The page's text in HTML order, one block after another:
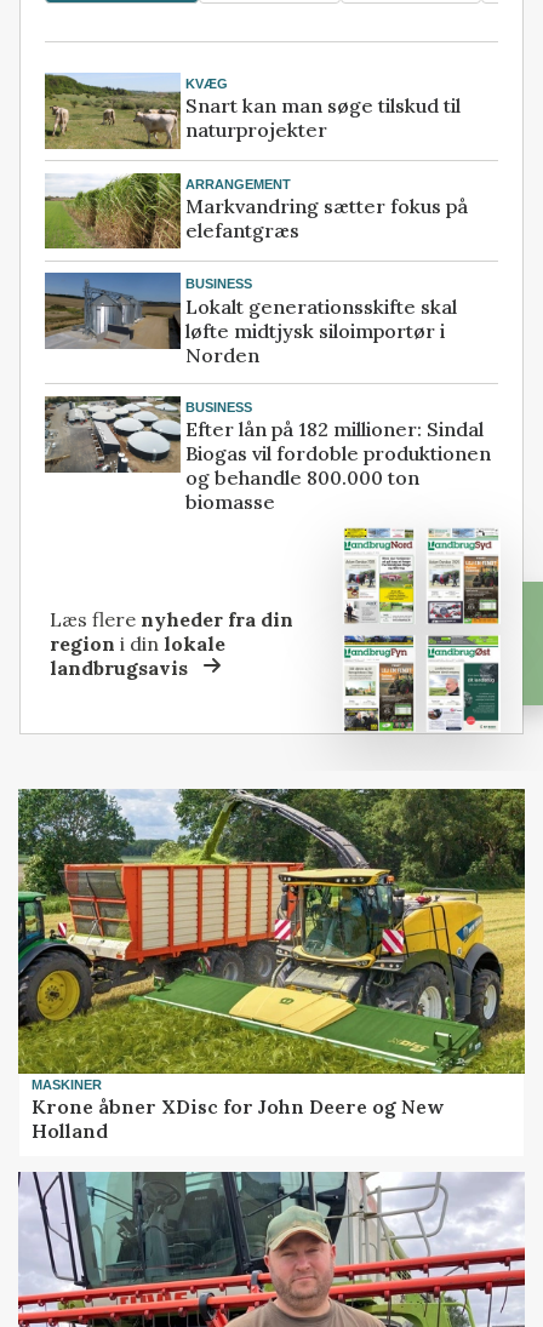
KVÆG
Snart kan man søge tilskud til
naturprojekter
ARRANGEMENT
Markvandring sætter fokus på
elefantgræs
BUSINESS
Lokalt generationsskifte skal
løfte midtjysk siloimportør i
Norden
BUSINESS
Efter lån på 182 millioner: Sindal
Biogas vil fordoble produktionen
og behandle 800.000 ton
biomasse
Læs flere nyheder fra din
region i dinlokale
landbrugsavis
MASKINER
Krone åbner XDisc for John Deere og New
Holland